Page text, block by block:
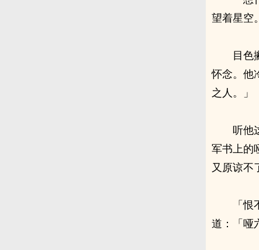
望着星空
目色
怀念。他
之人。」
听他
军书上的
又原谅不
「
道：「哑